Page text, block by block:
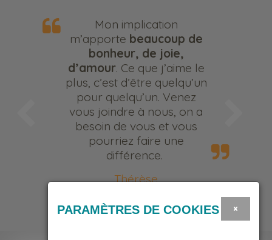
Mon implication
m’apporte beaucoup de
bonheur, de joie,
d’amour. Ce que j’aime le
plus, c’est d’être quelqu’un
pour quelqu’un. Venez
vous joindre à nous, on a
besoin de vous et vous
pourriez faire une
différence.
Thérèse
×
PARAMÈTRES DE COOKIES